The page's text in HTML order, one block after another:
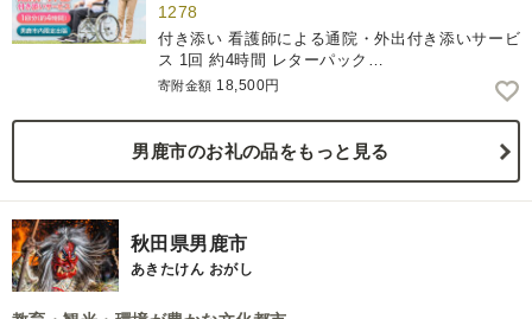
1278
付き添い 看護師による通院・外出付き添いサービ
ス 1回 約4時間 レターパック…
寄附金額 18,500円
男鹿市のお礼の品をもっと見る
秋田県男鹿市
あきたけん おがし